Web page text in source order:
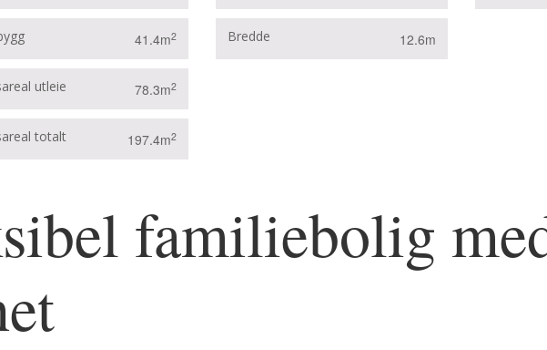
41.4m2
utleie 78.3m2
totalt 197.4m2
Bredde 12.6m
familiebolig